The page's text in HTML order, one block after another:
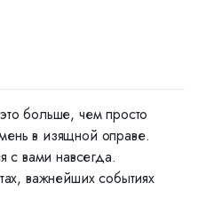
больше, чем просто
в изящной оправе.
с вами навсегда.
важнейших событиях